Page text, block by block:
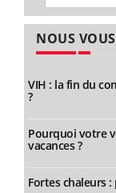
NOUS
VIH : la fin du
?
Pourquoi votre
vacances ?
Fortes chaleurs